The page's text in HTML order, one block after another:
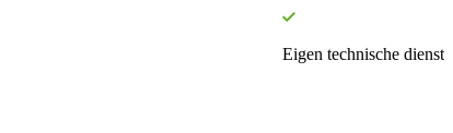
Eigen technische dienst